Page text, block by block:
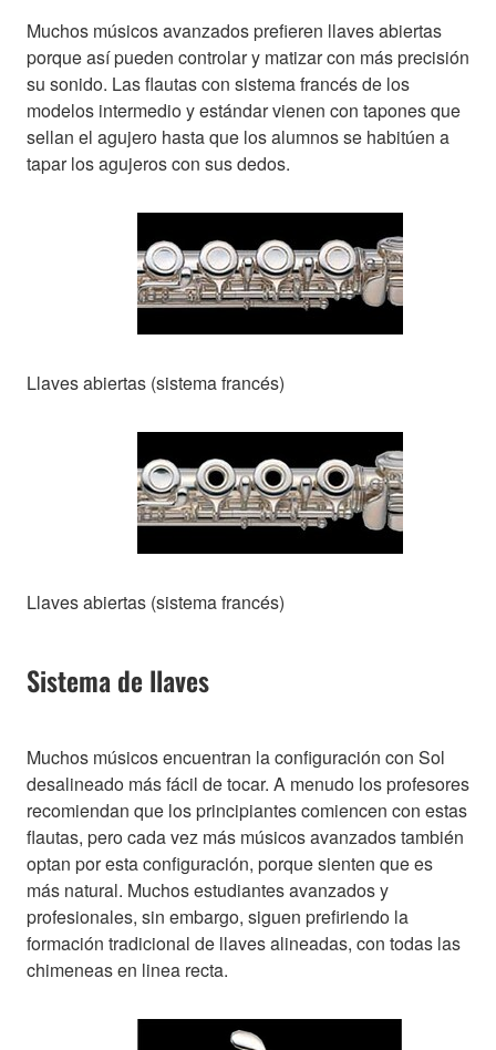
Muchos músicos avanzados prefieren llaves abiertas
porque así pueden controlar y matizar con más precisión
su sonido. Las flautas con sistema francés de los
modelos intermedio y estándar vienen con tapones que
sellan el agujero hasta que los alumnos se habitúen a
tapar los agujeros con sus dedos.
Llaves abiertas (sistema francés)
Llaves abiertas (sistema francés)
Sistema de llaves
Muchos músicos encuentran la configuración con Sol
desalineado más fácil de tocar. A menudo los profesores
recomiendan que los principiantes comiencen con estas
flautas, pero cada vez más músicos avanzados también
optan por esta configuración, porque sienten que es
más natural. Muchos estudiantes avanzados y
profesionales, sin embargo, siguen prefiriendo la
formación tradicional de llaves alineadas, con todas las
chimeneas en linea recta.